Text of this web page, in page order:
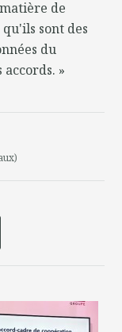
de
sont des
du
»